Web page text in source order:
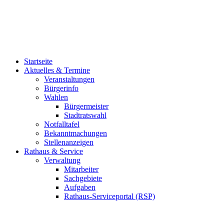
Startseite
Aktuelles & Termine
Veranstaltungen
Bürgerinfo
Wahlen
Bürgermeister
Stadtratswahl
Notfalltafel
Bekanntmachungen
Stellenanzeigen
Rathaus & Service
Verwaltung
Mitarbeiter
Sachgebiete
Aufgaben
Rathaus-Serviceportal (RSP)